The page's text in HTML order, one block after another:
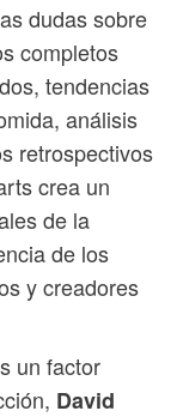
dudas sobre
completos
tendencias
análisis
retrospectivos
crea un
de la
de los
y creadores
un factor
David